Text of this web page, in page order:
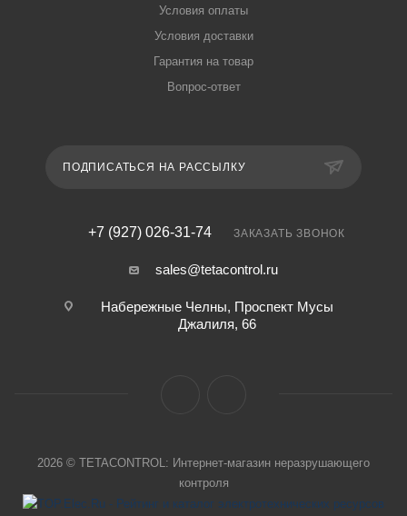
Условия оплаты
Условия доставки
Гарантия на товар
Вопрос-ответ
ПОДПИСАТЬСЯ НА РАССЫЛКУ
+7 (927) 026-31-74 ЗАКАЗАТЬ ЗВОНОК
sales@tetacontrol.ru
Набережные Челны, Проспект Мусы
Джалиля, 66
2026 © TETACONTROL: Интернет-магазин неразрушающего
контроля